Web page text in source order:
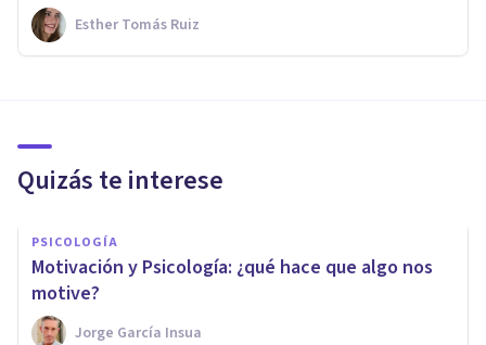
Esther Tomás Ruiz
Quizás te interese
PSICOLOGÍA
Motivación y Psicología: ¿qué hace que algo nos
motive?
Jorge García Insua